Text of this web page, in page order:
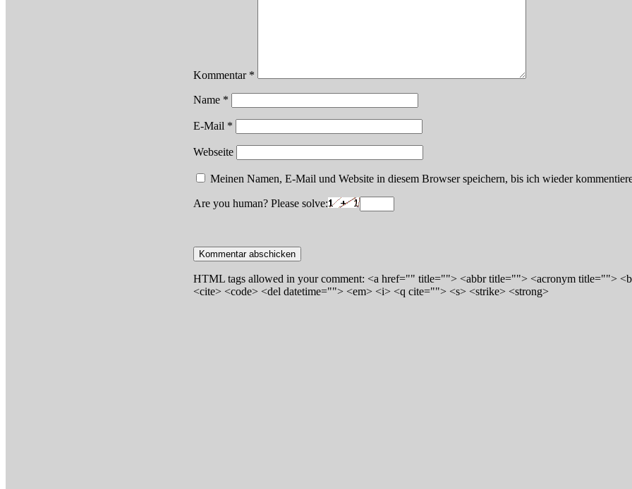
Kommentar *
Name *
E-Mail *
Webseite
Meinen Namen, E-Mail und Website in diesem Browser speichern, bis ich wieder
Are you human? Please solve:
HTML tags allowed in your comment: <a href="" title=""> <abbr title=""> <acronym title="">
<cite> <code> <del datetime=""> <em> <i> <q cite=""> <s> <strike> <strong>